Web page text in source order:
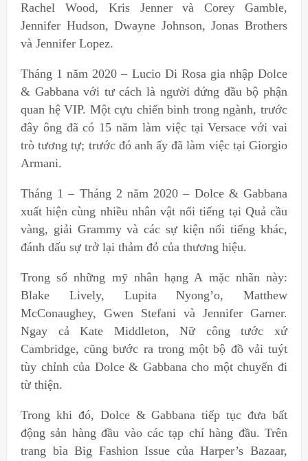
Rachel Wood, Kris Jenner và Corey Gamble,
Jennifer Hudson, Dwayne Johnson, Jonas Brothers
và Jennifer Lopez.
Tháng 1 năm 2020 – Lucio Di Rosa gia nhập Dolce
& Gabbana với tư cách là người đứng đầu bộ phận
quan hệ VIP. Một cựu chiến binh trong ngành, trước
đây ông đã có 15 năm làm việc tại Versace với vai
trò tương tự; trước đó anh ấy đã làm việc tại Giorgio
Armani.
Tháng 1 – Tháng 2 năm 2020 – Dolce & Gabbana
xuất hiện cùng nhiều nhân vật nổi tiếng tại Quả cầu
vàng, giải Grammy và các sự kiện nổi tiếng khác,
đánh dấu sự trở lại thảm đỏ của thương hiệu.
Trong số những mỹ nhân hạng A mặc nhãn này:
Blake Lively, Lupita Nyong’o, Matthew
McConaughey, Gwen Stefani và Jennifer Garner.
Ngay cả Kate Middleton, Nữ công tước xứ
Cambridge, cũng bước ra trong một bộ đồ vải tuýt
tùy chỉnh của Dolce & Gabbana cho một chuyến đi
từ thiện.
Trong khi đó, Dolce & Gabbana tiếp tục đưa bất
động sản hàng đầu vào các tạp chí hàng đầu. Trên
trang bìa Big Fashion Issue của Harper’s Bazaar,